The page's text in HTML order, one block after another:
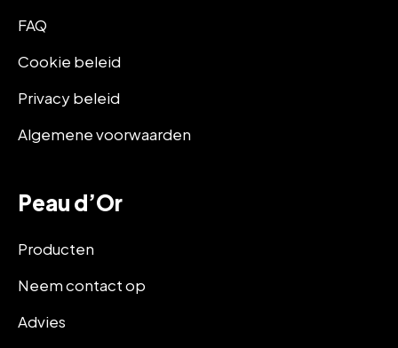
FAQ
Cookie beleid
Privacy beleid
Algemene voorwaarden
Peau d’Or
Producten
Neem contact op
Advies